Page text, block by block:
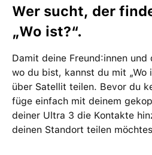
Wer sucht, der
„Wo ist?“.
Damit deine Freund:innen und
wo du bist, kannst du mit „Wo
über Satellit teilen. Bevor du
füge einfach mit deinem
deiner Ultra 3 die Kontakte
deinen Standort teilen